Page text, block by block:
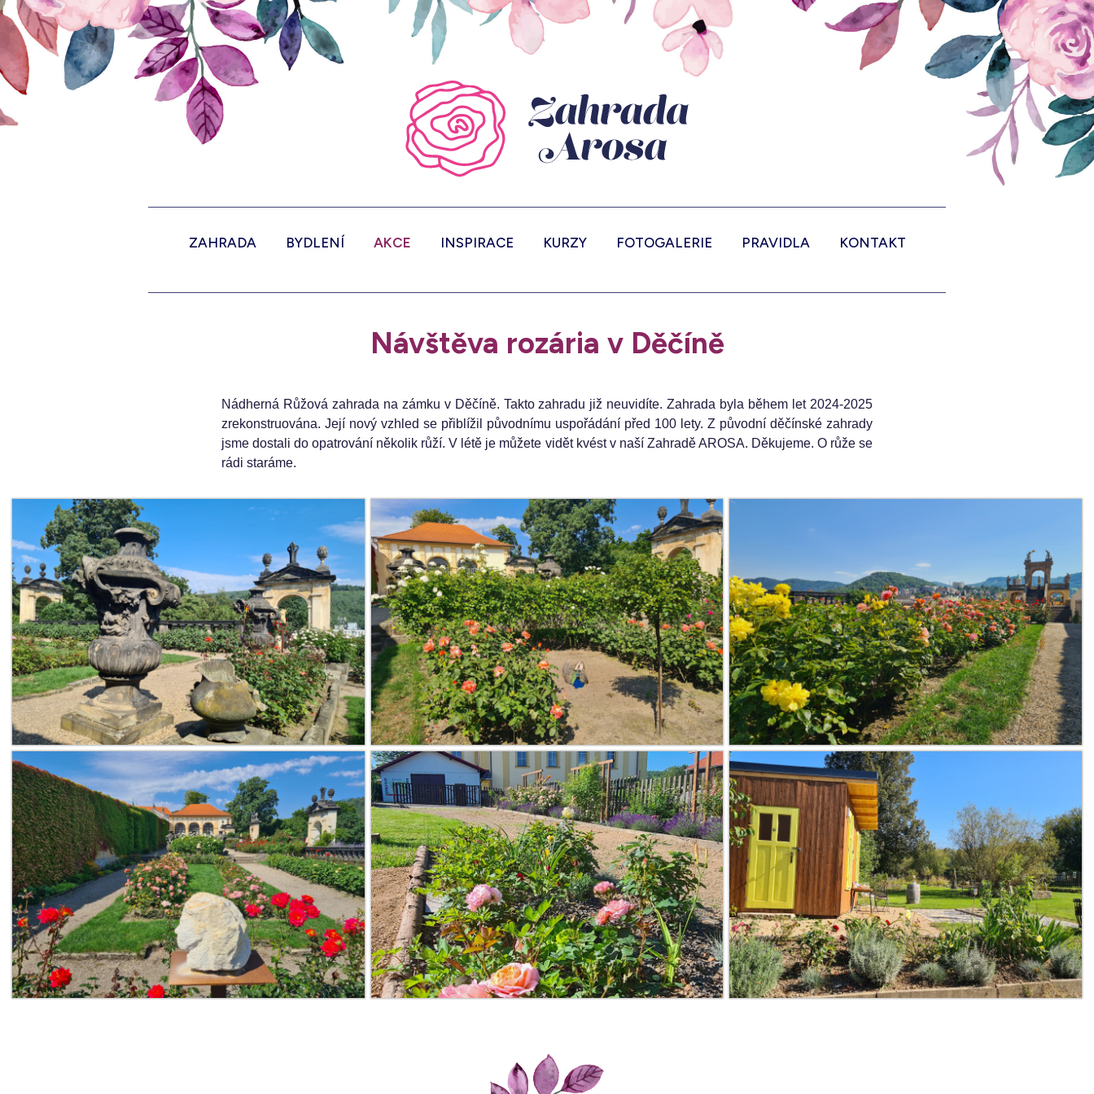
ZAHRADA BYDLENÍ AKCE INSPIRACE KURZY FOTOGALERIE PRAVIDLA KONTAKT
Návštěva rozária v Děčíně
Nádherná Růžová zahrada na zámku v Děčíně. Takto zahradu již neuvidíte. Zahrada byla během let 2024-2025
zrekonstruována. Její nový vzhled se přiblížil původnímu uspořádání před 100 lety. Z původní děčínské zahrady
jsme dostali do opatrování několik růží. V létě je můžete vidět kvést v naší Zahradě AROSA. Děkujeme. O růže se
rádi staráme.